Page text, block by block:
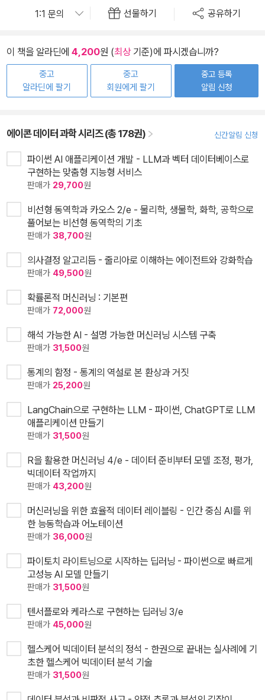
선물하기 공유하기
이 책을 알라딘에 4,200원 (최상기준)에 파시겠습니까?
중고
알라딘에 팔기
중고
회원에게 팔기
중고 등록
알림 신청
에이콘 데이터 과학 시리즈 (총 178권) 신간알림 신청
파이썬 AI 애플리케이션 개발 - LLM과 벡터 데이터베이스로
구현하는 맞춤형 지능형 서비스
판매가 29,700원
비선형 동역학과 카오스 2/e - 물리학, 생물학, 화학, 공학으로
풀어보는 비선형 동역학의 기초
판매가 38,700원
의사결정 알고리듬 - 줄리아로 이해하는 에이전트와 강화학습
판매가 49,500원
확률론적 머신러닝 : 기본편
판매가 72,000원
해석 가능한 AI - 설명 가능한 머신러닝 시스템 구축
판매가 31,500원
통계의 함정 - 통계의 역설로 본 환상과 거짓
판매가 25,200원
LangChain으로 구현하는 LLM - 파이썬, ChatGPT로 LLM
애플리케이션 만들기
판매가 31,500원
R을 활용한 머신러닝 4/e - 데이터 준비부터 모델 조정, 평가,
빅데이터 작업까지
판매가 43,200원
머신러닝을 위한 효율적 데이터 레이블링 - 인간 중심 AI를 위
한 능동학습과 어노테이션
판매가 36,000원
파이토치 라이트닝으로 시작하는 딥러닝 - 파이썬으로 빠르게
고성능 AI 모델 만들기
판매가 31,500원
텐서플로와 케라스로 구현하는 딥러닝 3/e
판매가 45,000원
헬스케어 빅데이터 분석의 정석 - 한권으로 끝내는 실사례에 기
초한 헬스케어 빅데이터 분석 기술
판매가 31,500원